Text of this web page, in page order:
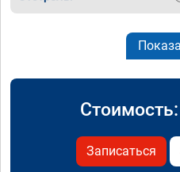
Записаться